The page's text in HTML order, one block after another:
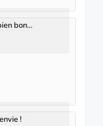
bon...
!